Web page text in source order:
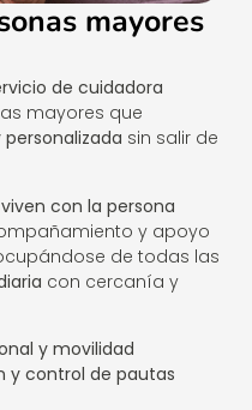
mayores
de cuidadora
mayores que
sin salir de
viven con la persona
y apoyo
de todas las
con cercanía y
y movilidad
y control de pautas